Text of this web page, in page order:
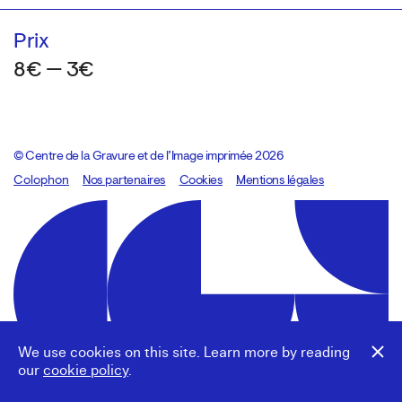
We use cookies on this site. Learn more by reading
our cookie policy.
Prix
8€ — 3€
© Centre de la Gravure et de l’Image imprimée 2026
Colophon
Design:Marcel Kaczmarek, code:8080.studio
Nos partenaires Cookies Mentions légales